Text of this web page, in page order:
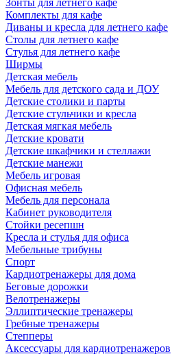
Зонты для летнего кафе
Комплекты для кафе
Диваны и кресла для летнего кафе
Столы для летнего кафе
Стулья для летнего кафе
Ширмы
Детская мебель
Мебель для детского сада и ДОУ
Детские столики и парты
Детские стульчики и кресла
Детская мягкая мебель
Детские кровати
Детские шкафчики и стеллажи
Детские манежи
Мебель игровая
Офисная мебель
Мебель для персонала
Кабинет руководителя
Стойки ресепшн
Кресла и стулья для офиса
Мебельные трибуны
Спорт
Кардиотренажеры для дома
Беговые дорожки
Велотренажеры
Эллиптические тренажеры
Гребные тренажеры
Степперы
Аксессуары для кардиотренажеров